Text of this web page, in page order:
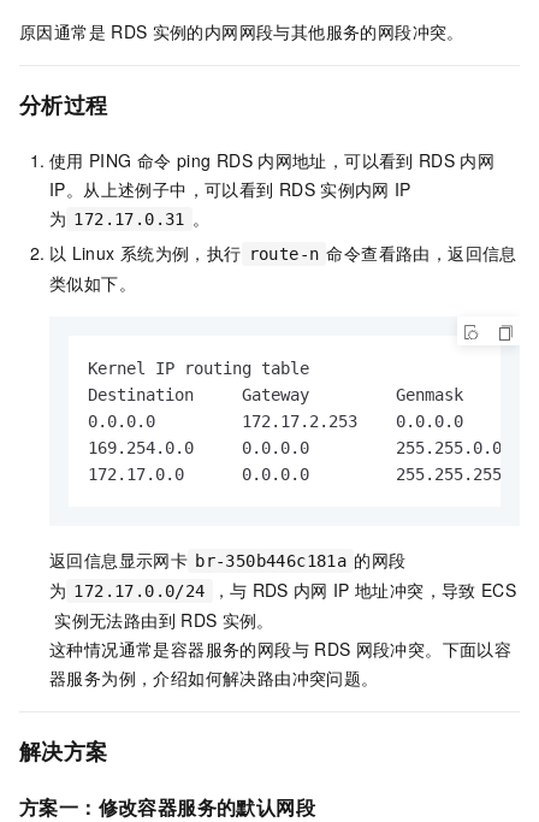
原因通常是 RDS 实例的内网网段与其他服务的网段冲突。
分析过程
使用 PING 命令 ping RDS 内网地址，可以看到 RDS 内网
IP。从上述例子中，可以看到 RDS 实例内网 IP
为 172.17.0.31 。
以 Linux 系统为例，执行 route-n 命令查看路由，返回信息
类似如下。
Kernel IP routing table
Destination     Gateway         Genmask
0.0.0.0         172.17.2.253    0.0.0.0
169.254.0.0     0.0.0.0         255.255.0.0
172.17.0.0      0.0.0.0
返回信息显示网卡 br-350b446c181a 的网段
为 172.17.0.0/24 ，与 RDS 内网 IP 地址冲突，导致 ECS
实例无法路由到 RDS 实例。
这种情况通常是容器服务的网段与 RDS 网段冲突。下面以容
器服务为例，介绍如何解决路由冲突问题。
解决方案
方案一：修改容器服务的默认网段